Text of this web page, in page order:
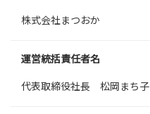
株式会社まつおか
運営統括責任者名
代表取締役社長 松岡まち子